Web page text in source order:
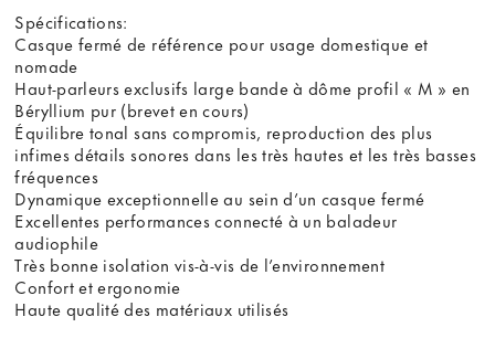
Spécifications:
Casque fermé de référence pour usage domestique et
nomade
Haut-parleurs exclusifs large bande à dôme profil « M » en
Béryllium pur (brevet en cours)
Équilibre tonal sans compromis, reproduction des plus
infimes détails sonores dans les très hautes et les très basses
fréquences
Dynamique exceptionnelle au sein d’un casque fermé
Excellentes performances connecté à un baladeur
audiophile
Très bonne isolation vis-à-vis de l’environnement
Confort et ergonomie
Haute qualité des matériaux utilisés